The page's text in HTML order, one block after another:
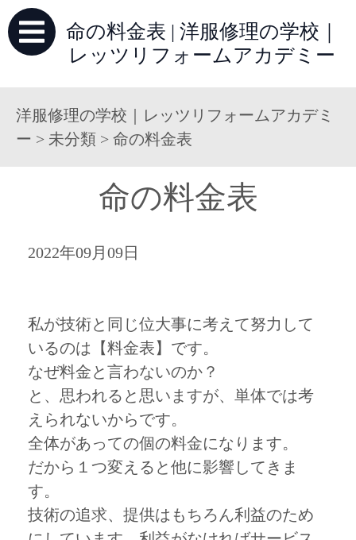
命の料金表 | 洋服修理の学校｜
レッツリフォームアカデミー
洋服修理の学校｜レッツリフォームアカデミ
ー > 未分類 > 命の料金表
命の料金表
2022年09月09日
私が技術と同じ位大事に考えて努力して
いるのは【料金表】です。
なぜ料金と言わないのか？
と、思われると思いますが、単体では考
えられないからです。
全体があっての個の料金になります。
だから１つ変えると他に影響してきま
す。
技術の追求、提供はもちろん利益のため